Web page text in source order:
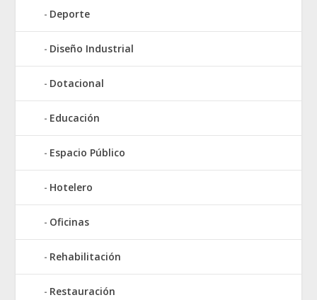
Deporte
Diseño Industrial
Dotacional
Educación
Espacio Público
Hotelero
Oficinas
Rehabilitación
Restauración